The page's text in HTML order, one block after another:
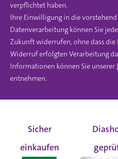
verpflichtet haben.
Ihre Einwilligung in die
Datenverarbeitung können Sie
Zukunft widerrufen, ohne dass die
Widerruf erfolgten Verarbeitung
Informationen können Sie unserer
entnehmen.
Sicher
einkaufen